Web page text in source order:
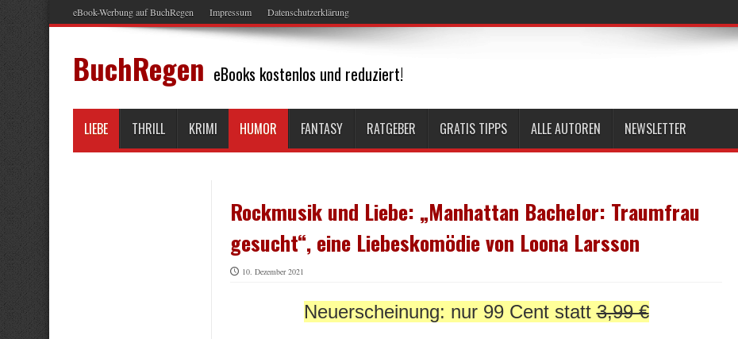
eBook-Werbung auf BuchRegen Impressum Datenschutzerklärung
BuchRegen eBooks kostenlos und reduziert!
LIEBE THRILL KRIMI HUMOR FANTASY RATGEBER GRATIS TIPPS ALLE AUTOREN NEWSLETTER
Rockmusik und Liebe: „Manhattan Bachelor: Traumfrau
gesucht“, eine Liebeskomödie von Loona Larsson
10. Dezember 2021
Neuerscheinung: nur 99 Cent statt3,99 €